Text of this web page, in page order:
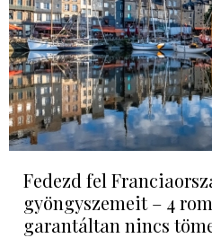
Fedezd fel
gyöngyszemeit – 4
garantáltan nincs